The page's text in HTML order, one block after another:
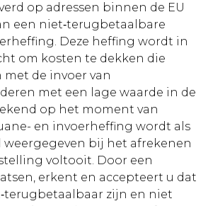
op adressen binnen de EU
een niet‑terugbetaalbare
Deze heffing wordt in
om kosten te dekken die
de invoer van
met een lage waarde in de
op het moment van
en invoerheffing wordt als
weergegeven bij het afrekenen
voltooit. Door een
erkent en accepteert u dat
zijn en niet